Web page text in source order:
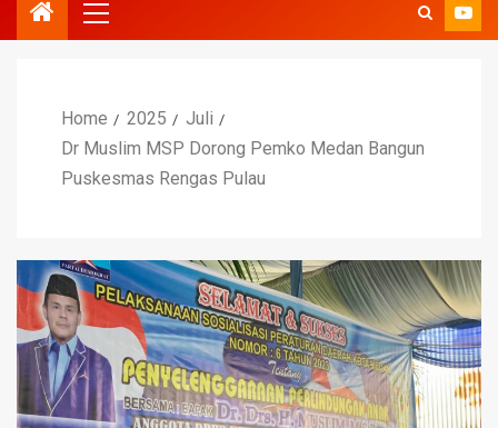
Home 2025
Juli
Dr Muslim MSP Dorong Pemko Medan Bangun
Puskesmas Rengas Pulau